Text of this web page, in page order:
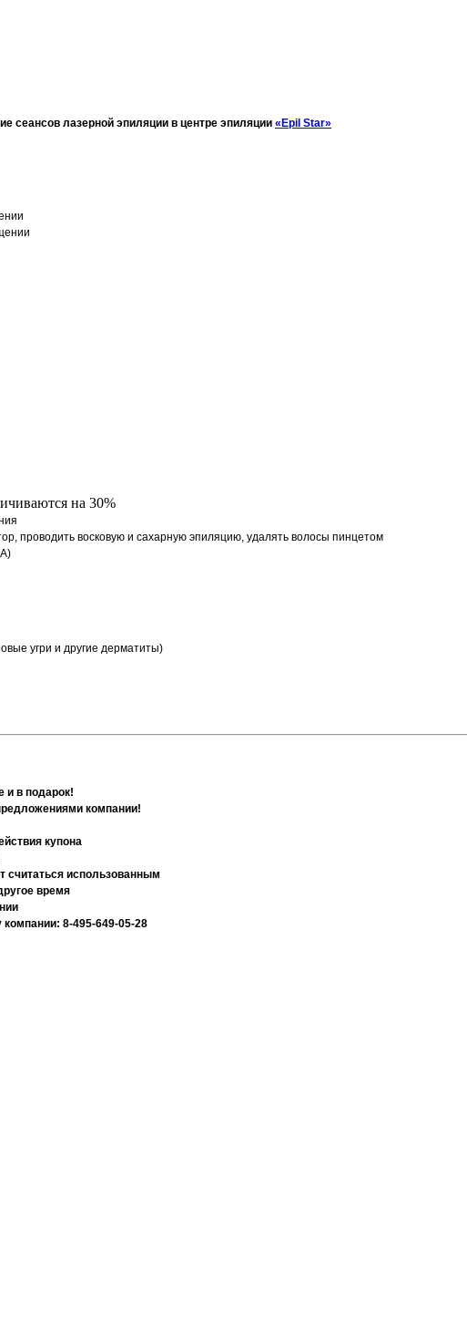
сеансов лазерной эпиляции в центре эпиляции «Epil Star»
на 30%
проводить восковую и сахарную эпиляцию, удалять волосы пинцетом
угри и другие дерматиты)
и в подарок!
компании!
купона
считаться использованным
время
8-495-649-05-28